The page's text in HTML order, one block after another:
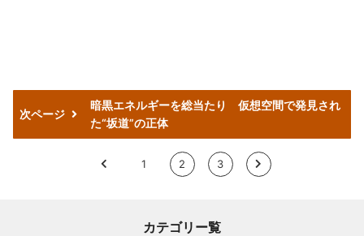
次ページ
暗黒エネルギーを総当たり 仮想空間で発見され
た“坂道”の正体
< 1 2 3 >
カテゴリー覧